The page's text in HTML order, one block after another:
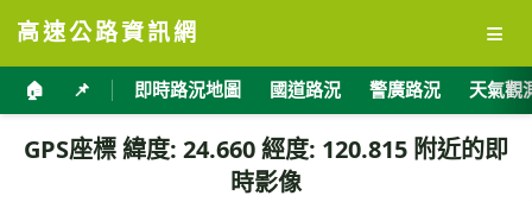
高速公路資訊網 ≡
🏠 📌 即時路況地圖 國道路況 警廣路況 天氣觀
GPS座標 緯度: 24.660 經度: 120.815 附近的即
時影像